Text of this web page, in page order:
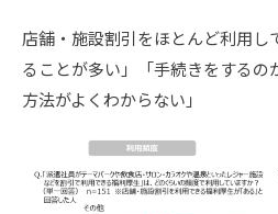
店舗・施設割引をほとんど利用し
ることが多い」「手続きをするの
方法がよくわからない」